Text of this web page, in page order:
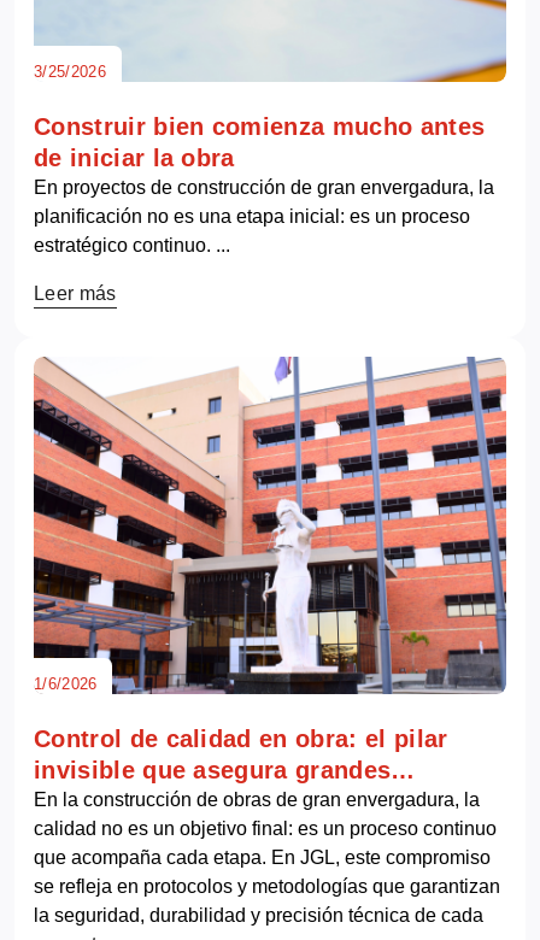
3/25/2026
Construir bien comienza mucho antes
de iniciar la obra
En proyectos de construcción de gran envergadura, la
planificación no es una etapa inicial: es un proceso
estratégico continuo. ...
Leer más
1/6/2026
Control de calidad en obra: el pilar
invisible que asegura grandes
resultados
En la construcción de obras de gran envergadura, la
calidad no es un objetivo final: es un proceso continuo
que acompaña cada etapa. En JGL, este compromiso
se refleja en protocolos y metodologías que garantizan
la seguridad, durabilidad y precisión técnica de cada